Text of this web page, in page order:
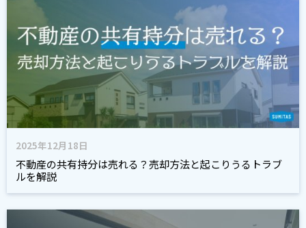
2025年12月18日
不動産の共有持分は売れる？売却方法と起こりうるトラブ
ルを解説